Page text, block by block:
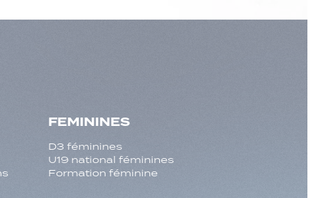
FEMININES
D3 féminines
U19 national féminines
Formation féminine